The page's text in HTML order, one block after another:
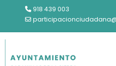
918 439 003